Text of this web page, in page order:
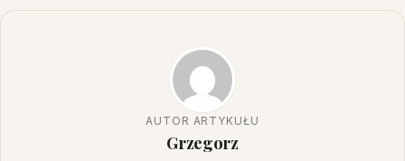
AUTOR ARTYKUŁU
Grzegorz